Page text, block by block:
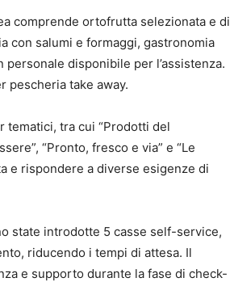
comprende ortofrutta selezionata e di
con salumi e formaggi, gastronomia
disponibile per l’assistenza.
pescheria take away.
tematici, tra cui “Prodotti del
“Pronto, fresco e via” e “Le
e rispondere a diverse esigenze di
state introdotte 5 casse self-service,
riducendo i tempi di attesa. Il
e supporto durante la fase di check-